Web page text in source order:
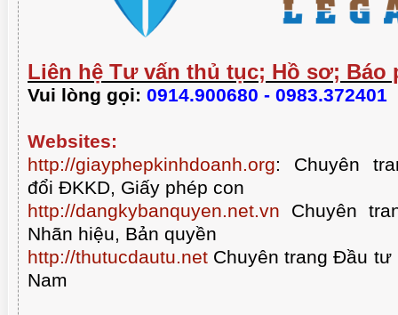
Liên hệ Tư vấn thủ tục; Hồ sơ; Báo
Vui lòng gọi: 0914.900680 - 0983.372401
Websites:
http://giayphepkinhdoanh.org:
Chuyên
đổi ĐKKD, Giấy phép con
http://dangkybanquyen.net.vn Chuyên
Nhãn hiệu, Bản quyền
http://thutucdautu.net Chuyên trang Đầu
Nam